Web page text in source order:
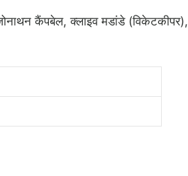
कैंपबेल, क्लाइव मडांडे (विकेटकीपर),